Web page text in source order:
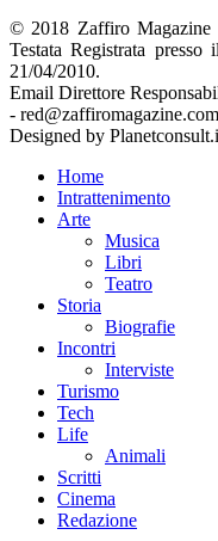
© 2018 Zaffiro Magazine
Testata Registrata
21/04/2010.
Email Direttore
- red@zaffiromagazine.com
Designed by
Home
Intrattenimento
Arte
Musica
Libri
Teatro
Storia
Biografie
Incontri
Interviste
Turismo
Tech
Life
Animali
Scritti
Cinema
Redazione